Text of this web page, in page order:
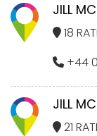
JILL
18
+44
JILL
21